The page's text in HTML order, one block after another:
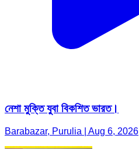
নেশা মুক্তি যুবা বিকশিত ভারত।
Barabazar, Purulia | Aug 6, 2026